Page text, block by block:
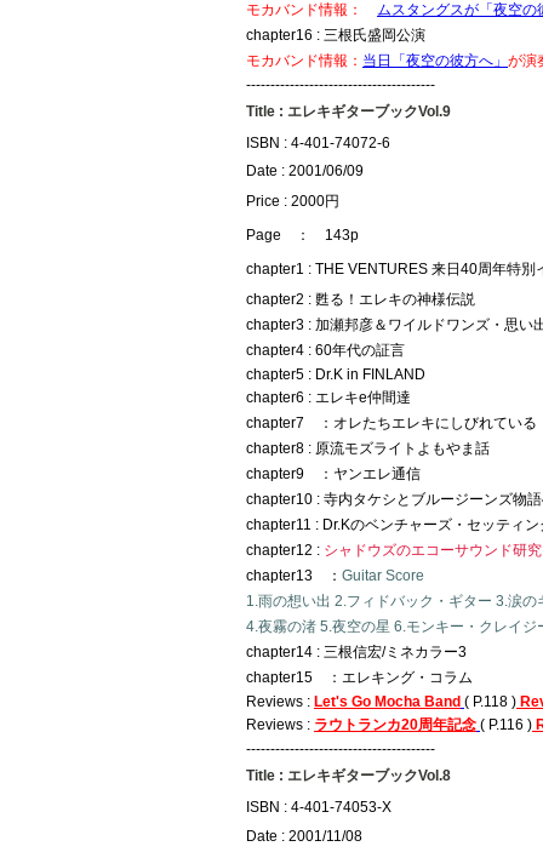
モカバンド情報： ムスタングスが「夜空の
chapter16 : 三根氏盛岡公演
モカバンド情報： 当日「夜空の彼方へ」 が演
---------------------------------------
Title : エレキギターブックVol.9
ISBN : 4-401-74072-6
Date : 2001/06/09
Price : 2000円
Page ： 143p
chapter1 : THE VENTURES 来日40周年特別
chapter2 : 甦る！エレキの神様伝説
chapter3 : 加瀬邦彦＆ワイルドワンズ・思い
chapter4 : 60年代の証言
chapter5 : Dr.K in FINLAND
chapter6 : エレキe仲間達
chapter7 ：オレたちエレキにしびれている
chapter8 : 原流モズライトよもやま話
chapter9 ：ヤンエレ通信
chapter10 : 寺内タケシとブルージーンズ物
chapter11 : Dr.Kのベンチャーズ・セッティ
chapter12 : シャドウズのエコーサウンド研究
chapter13 ： Guitar Score
1.雨の想い出 2.フィドバック・ギター 3.涙の
4.夜霧の渚 5.夜空の星 6.モンキー・クレイジ
chapter14 : 三根信宏/ミネカラー3
chapter15 ：エレキング・コラム
Reviews : Let's Go Mocha Band ( P.118 )
Reviews : ラウトランカ20周年記念 ( P.116 )
---------------------------------------
Title : エレキギターブックVol.8
ISBN : 4-401-74053-X
Date : 2001/11/08